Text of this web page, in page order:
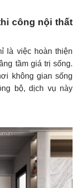
công nội thất
là việc hoàn thiện
tầm giá trị sống.
không gian sống
bộ, dịch vụ này